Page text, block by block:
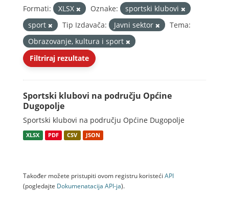
Formati: XLSX Oznake:
sportski klubovi
sport
Tip Izdavača: Javni sektor
Tema:
Obrazovanje, kultura i sport
Filtriraj rezultate
Sportski klubovi na području Općine
Dugopolje
Sportski klubovi na području Općine Dugopolje
XLSX PDF CSV JSON
Također možete pristupiti ovom registru koristeći API
(pogledajte Dokumenаtаcijа API-jа).